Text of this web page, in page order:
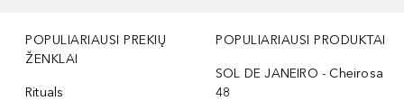
POPULIARIAUSI PREKIŲ
ŽENKLAI
Rituals
POPULIARIAUSI PRODUKTAI
SOL DE JANEIRO - Cheirosa
48